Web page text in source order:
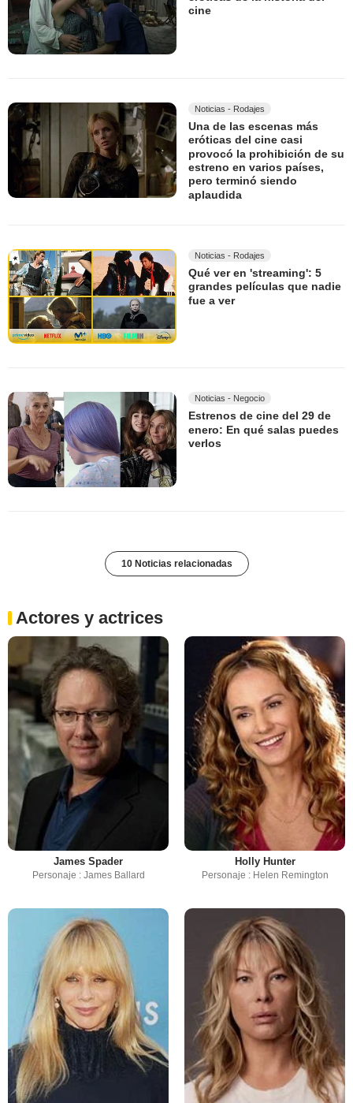
cine
Noticias - Rodajes
Una de las escenas más
eróticas del cine casi
provocó la prohibición de su
estreno en varios países,
pero terminó siendo
aplaudida
Noticias - Rodajes
Qué ver en 'streaming': 5
grandes películas que nadie
fue a ver
Noticias - Negocio
Estrenos de cine del 29 de
enero: En qué salas puedes
verlos
10 Noticias relacionadas
Actores y actrices
James Spader
Personaje : James Ballard
Holly Hunter
Personaje : Helen Remington